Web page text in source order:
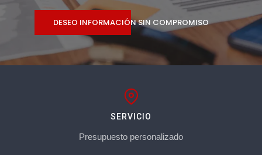
DESEO INFORMACIÓN SIN COMPROMISO
SERVICIO
Presupuesto personalizado